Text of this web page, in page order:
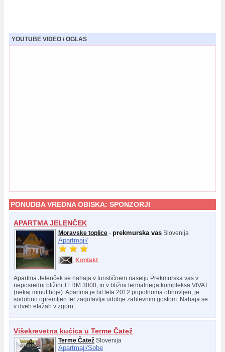
YOUTUBE VIDEO / OGLAS
PONUDBA VREDNA OBISKA: SPONZORJI
APARTMA JELENČEK
Moravske toplice - prekmurska vas Slovenija
Apartmaji/
Kontakt
Apartma Jelenček se nahaja v turističnem naselju Prekmurska vas v
neposredni bližini TERM 3000, in v bližini termalnega kompleksa VIVAT
(nekaj minut hoje). Apartma je bil leta 2012 popolnoma obnovljen, je
sodobno opremljen ter zagotavlja udobje zahtevnim gostom. Nahaja se
v dveh etažah v zgorn...
Višekrevetna kućica u Terme Čatež
Terme Čatež Slovenija
Apartmaji/Sobe